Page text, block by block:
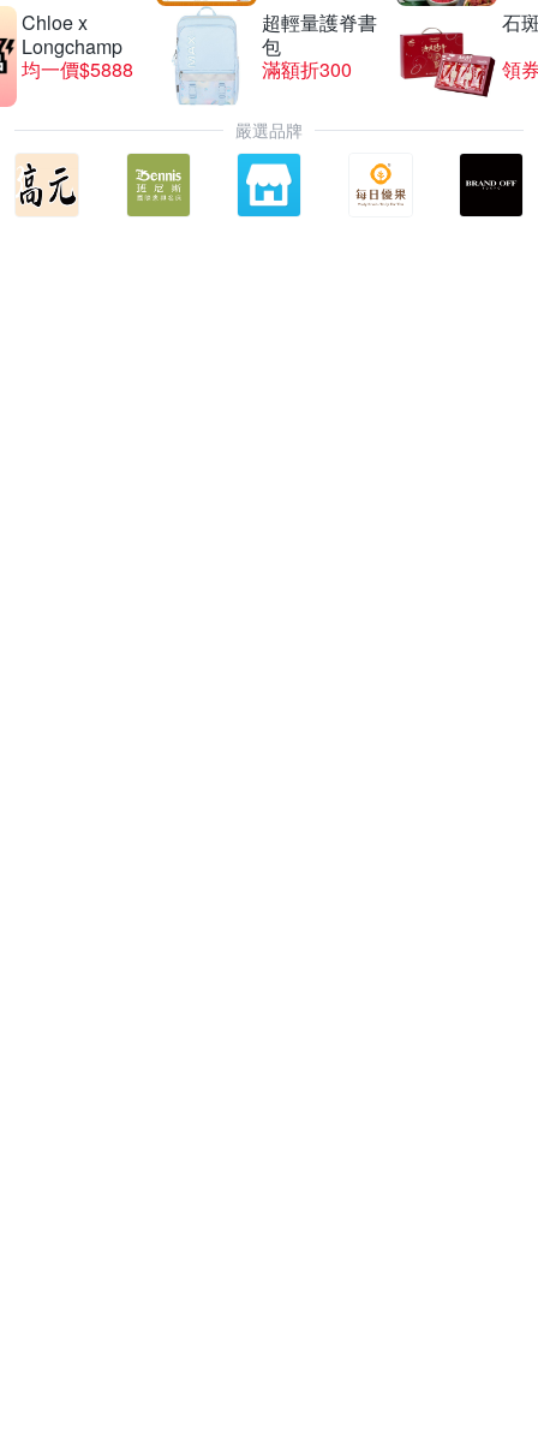
Chloe x
Longchamp
均一價$5888
超輕量護脊書
包
滿額折300
石
領
嚴選品牌